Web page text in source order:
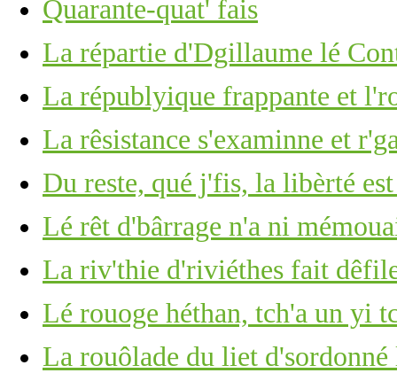
Quarante-quat' fais
La répartie d'Dgillaume lé
La républyique frappante et
La rêsistance s'examinne et
Du reste, qué j'fis, la libèrté
Lé rêt d'bârrage n'a ni
La riv'thie d'riviéthes fait
Lé rouoge héthan, tch'a un yi
La rouôlade du liet d'sordonné